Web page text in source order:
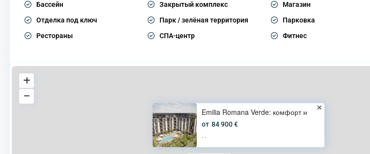
Бассейн Закрытый комплекс
Магазин
Отделка под ключ
Парк / зелёная территория
Парковка
Рестораны
СПА-центр Фитнес
Emilia Romana Verde: комфорт н
от 84 900 €
· ·